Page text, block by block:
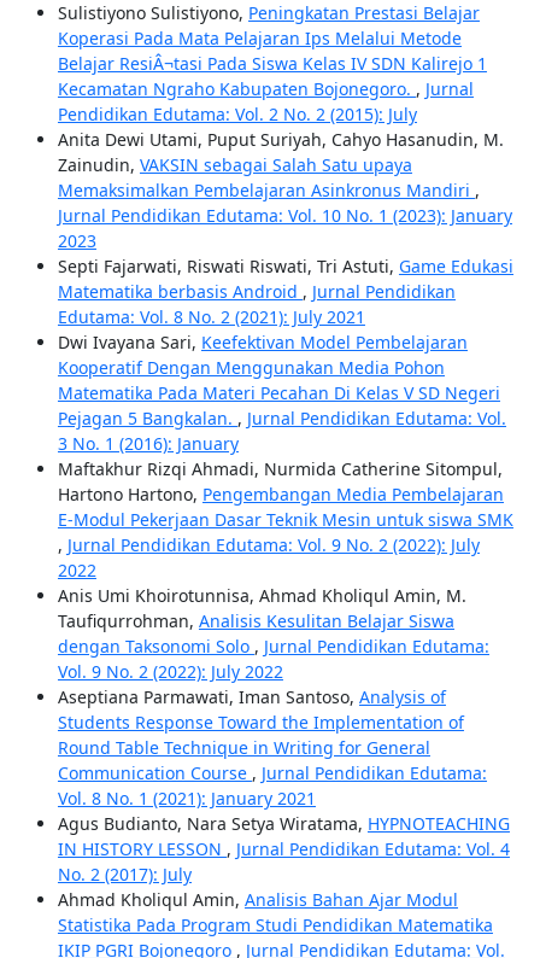
Sulistiyono Sulistiyono, Peningkatan Prestasi Belajar
Koperasi Pada Mata Pelajaran Ips Melalui Metode
Belajar ResiÂ¬tasi Pada Siswa Kelas IV SDN Kalirejo 1
Kecamatan Ngraho Kabupaten Bojonegoro. , Jurnal
Pendidikan Edutama: Vol. 2 No. 2 (2015): July
Anita Dewi Utami, Puput Suriyah, Cahyo Hasanudin, M.
Zainudin, VAKSIN sebagai Salah Satu upaya
Memaksimalkan Pembelajaran Asinkronus Mandiri ,
Jurnal Pendidikan Edutama: Vol. 10 No. 1 (2023): January
2023
Septi Fajarwati, Riswati Riswati, Tri Astuti, Game Edukasi
Matematika berbasis Android , Jurnal Pendidikan
Edutama: Vol. 8 No. 2 (2021): July 2021
Dwi Ivayana Sari, Keefektivan Model Pembelajaran
Kooperatif Dengan Menggunakan Media Pohon
Matematika Pada Materi Pecahan Di Kelas V SD Negeri
Pejagan 5 Bangkalan. , Jurnal Pendidikan Edutama: Vol.
3 No. 1 (2016): January
Maftakhur Rizqi Ahmadi, Nurmida Catherine Sitompul,
Hartono Hartono, Pengembangan Media Pembelajaran
E-Modul Pekerjaan Dasar Teknik Mesin untuk siswa SMK
, Jurnal Pendidikan Edutama: Vol. 9 No. 2 (2022): July
2022
Anis Umi Khoirotunnisa, Ahmad Kholiqul Amin, M.
Taufiqurrohman, Analisis Kesulitan Belajar Siswa
dengan Taksonomi Solo , Jurnal Pendidikan Edutama:
Vol. 9 No. 2 (2022): July 2022
Aseptiana Parmawati, Iman Santoso, Analysis of
Students Response Toward the Implementation of
Round Table Technique in Writing for General
Communication Course , Jurnal Pendidikan Edutama:
Vol. 8 No. 1 (2021): January 2021
Agus Budianto, Nara Setya Wiratama, HYPNOTEACHING
IN HISTORY LESSON , Jurnal Pendidikan Edutama: Vol. 4
No. 2 (2017): July
Ahmad Kholiqul Amin, Analisis Bahan Ajar Modul
Statistika Pada Program Studi Pendidikan Matematika
IKIP PGRI Bojonegoro , Jurnal Pendidikan Edutama: Vol.